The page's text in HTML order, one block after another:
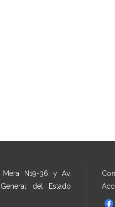
Mera N19-36 y Av.
del Estado